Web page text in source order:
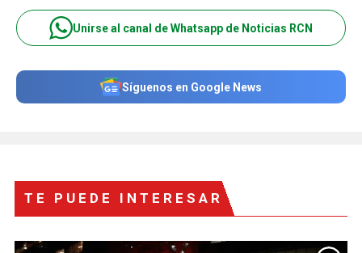
Unirse al canal de Whatsapp de Noticias RCN
Síguenos en Google News
TE PUEDE INTERESAR